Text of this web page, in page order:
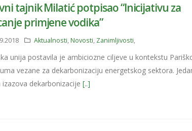
tajnik Milatić potpisao “Inicijativu za
primjene vodika”
Aktualnosti,Novosti, Zanimljivosti,
unija postavila je ambiciozne ciljeve u kontekstu
vezane za dekarbonizaciju energetskog sektora.
izazova dekarbonizacije[..]